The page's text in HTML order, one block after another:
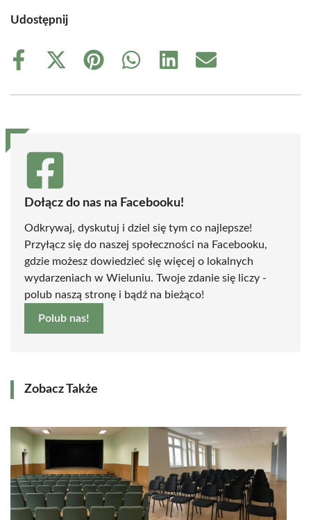
Udostępnij
Share
Share
(Twitter)
Share
Share
Share
Share
Dołącz do nas na Facebooku!
Odkrywaj, dyskutuj i dziel się tym co najlepsze!
Przyłącz się do naszej społeczności na Facebooku,
gdzie możesz dowiedzieć się więcej o lokalnych
wydarzeniach w Wieluniu. Twoje zdanie się liczy -
polub naszą stronę i bądź na bieżąco!
Polub nas!
Zobacz Także